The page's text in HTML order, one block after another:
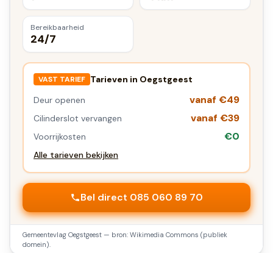
Bereikbaarheid
24/7
VAST TARIEF Tarieven in Oegstgeest
Deur openen
vanaf €49
Cilinderslot vervangen vanaf €39
Voorrijkosten €0
Alle tarieven bekijken
Bel direct 085 060 89 70
Gemeentevlag Oegstgeest — bron: Wikimedia Commons (publiek
domein).